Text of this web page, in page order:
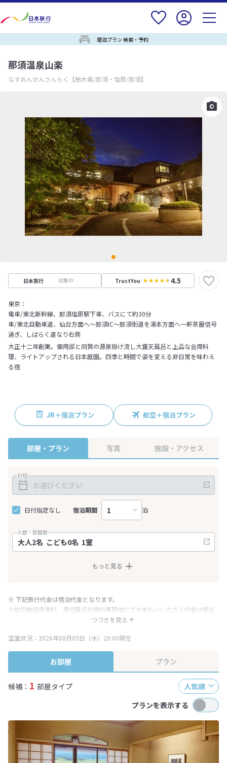
宿泊プラン 検索・予約
那須温泉山楽
なすおんせんさんらく 【栃木県/那須・塩原/那須】
日本旅行 収集中 TrustYou 4.5
東京：
電車/東北新幹線、那須塩原駅下車、バスにて約30分
車/東北自動車道、仙台方面へ～那須IC～那須街道を湯本方面へ一軒茶屋信号
過ぎ、しばらく道なり右側
大正十二年創業。御用邸と同質の源泉掛け流し大露天風呂と上品な会席料
理、ライトアップされる日本庭園。四季と時間で姿を変える非日常を味わえ
る宿
JR＋宿泊プラン 航空＋宿泊プラン
部屋・プラン 写真 施設・アクセス
日程
日付指定なし 宿泊期間 泊
人数・部屋数
もっと見る
つづきを見る
※ 下記旅行代金は宿泊代金となります。
※幼児施設使用料、貸切風呂利用料等現地にてお支払いいただく代金は税込
み表記となりますが、消費税増税に伴い代金が一部変更となる場合がござい
※表示されている旅行代金・プラン内容は一定時間ごとに更新されます。最
終確認画面でご確認ください。
空室状況：2026年08月05日（水）20:00現在
お部屋 プラン
候補： 1 部屋タイプ
人気順
プランを表示する